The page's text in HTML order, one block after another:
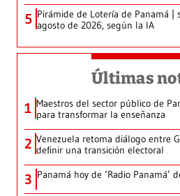
5 Pirámide de Lotería de Panamá |
agosto de 2026, según la IA
Últimas
1 Maestros del sector público de
para transformar la enseñanza
2 Venezuela retoma diálogo entre
definir una transición electoral
3 Panamá hoy de ‘Radio Panamá’